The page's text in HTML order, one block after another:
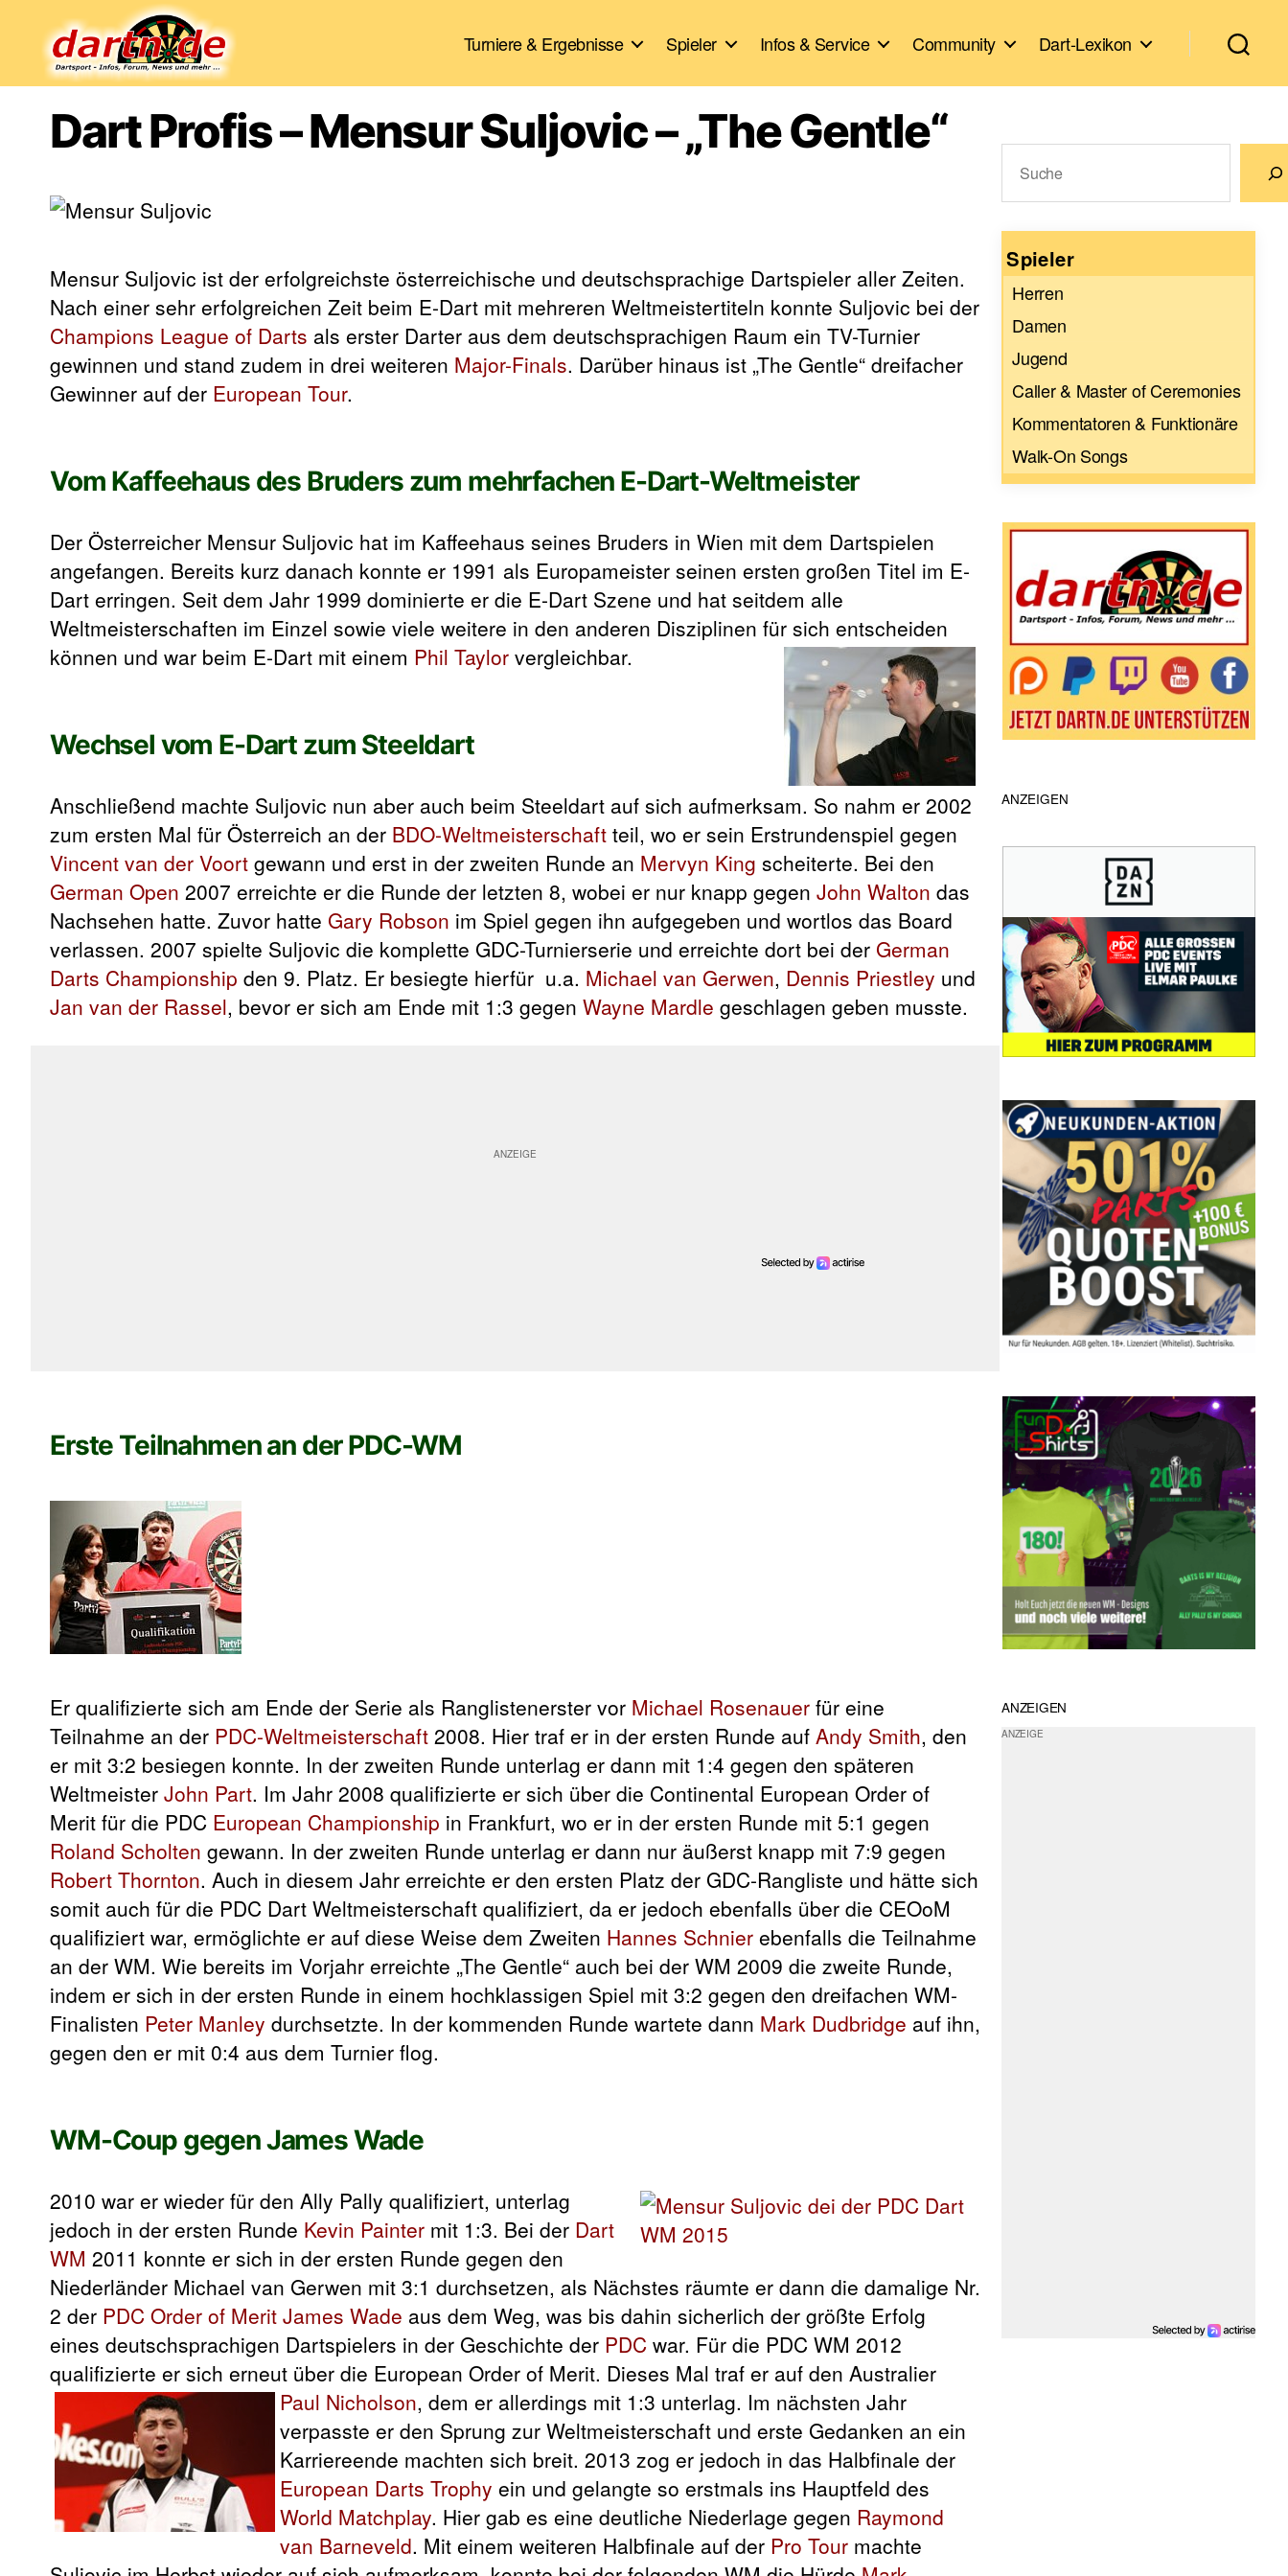
Turniere & Ergebnisse Spieler Infos & Service Community Dart-Lexikon
Dart Profis – Mensur Suljovic – „The Gentle“
Mensur Suljovic ist der erfolgreichste österreichische und deutschsprachige Dartspieler aller Zeiten.
Nach einer sehr erfolgreichen Zeit beim E-Dart mit mehreren Weltmeistertiteln konnte Suljovic bei der
Champions League of Darts als erster Darter aus dem deutschsprachigen Raum ein TV-Turnier
gewinnen und stand zudem in drei weiteren Major-Finals. Darüber hinaus ist „The Gentle“ dreifacher
Gewinner auf der European Tour.
Vom Kaffeehaus des Bruders zum mehrfachen E-Dart-Weltmeister
Der Österreicher Mensur Suljovic hat im Kaffeehaus seines Bruders in Wien mit dem Dartspielen
angefangen. Bereits kurz danach konnte er 1991 als Europameister seinen ersten großen Titel im E-
Dart erringen. Seit dem Jahr 1999 dominierte er die E-Dart Szene und hat seitdem alle
Weltmeisterschaften im Einzel sowie viele weitere in den anderen Disziplinen für sich entscheiden
können und war beim E-Dart mit einem Phil Taylor vergleichbar.
Wechsel vom E-Dart zum Steeldart
Anschließend machte Suljovic nun aber auch beim Steeldart auf sich aufmerksam. So nahm er 2002
zum ersten Mal für Österreich an der BDO-Weltmeisterschaft teil, wo er sein Erstrundenspiel gegen
Vincent van der Voort gewann und erst in der zweiten Runde an Mervyn King scheiterte. Bei den
German Open 2007 erreichte er die Runde der letzten 8, wobei er nur knapp gegen John Walton das
Nachsehen hatte. Zuvor hatte Gary Robson im Spiel gegen ihn aufgegeben und wortlos das Board
verlassen. 2007 spielte Suljovic die komplette GDC-Turnierserie und erreichte dort bei der German
Darts Championship den 9. Platz. Er besiegte hierfür u.a. Michael van Gerwen, Dennis Priestley und
Jan van der Rassel, bevor er sich am Ende mit 1:3 gegen Wayne Mardle geschlagen geben musste.
Erste Teilnahmen an der PDC-WM
Er qualifizierte sich am Ende der Serie als Ranglistenerster vor Michael Rosenauer für eine
Teilnahme an der PDC-Weltmeisterschaft 2008. Hier traf er in der ersten Runde auf Andy Smith, den
er mit 3:2 besiegen konnte. In der zweiten Runde unterlag er dann mit 1:4 gegen den späteren
Weltmeister John Part. Im Jahr 2008 qualifizierte er sich über die Continental European Order of
Merit für die PDC European Championship in Frankfurt, wo er in der ersten Runde mit 5:1 gegen
Roland Scholten gewann. In der zweiten Runde unterlag er dann nur äußerst knapp mit 7:9 gegen
Robert Thornton. Auch in diesem Jahr erreichte er den ersten Platz der GDC-Rangliste und hätte sich
somit auch für die PDC Dart Weltmeisterschaft qualifiziert, da er jedoch ebenfalls über die CEOoM
qualifiziert war, ermöglichte er auf diese Weise dem Zweiten Hannes Schnier ebenfalls die Teilnahme
an der WM. Wie bereits im Vorjahr erreichte „The Gentle“ auch bei der WM 2009 die zweite Runde,
indem er sich in der ersten Runde in einem hochklassigen Spiel mit 3:2 gegen den dreifachen WM-
Finalisten Peter Manley durchsetzte. In der kommenden Runde wartete dann Mark Dudbridge auf ihn,
gegen den er mit 0:4 aus dem Turnier flog.
WM-Coup gegen James Wade
2010 war er wieder für den Ally Pally qualifiziert, unterlag
jedoch in der ersten Runde Kevin Painter mit 1:3. Bei der Dart
WM 2011 konnte er sich in der ersten Runde gegen den
Niederländer Michael van Gerwen mit 3:1 durchsetzen, als Nächstes räumte er dann die damalige Nr.
2 der PDC Order of Merit James Wade aus dem Weg, was bis dahin sicherlich der größte Erfolg
eines deutschsprachigen Dartspielers in der Geschichte der PDC war. Für die PDC WM 2012
qualifizierte er sich erneut über die European Order of Merit. Dieses Mal traf er auf den Australier
Paul Nicholson, dem er allerdings mit 1:3 unterlag. Im nächsten Jahr
verpasste er den Sprung zur Weltmeisterschaft und erste Gedanken an ein
Karriereende machten sich breit. 2013 zog er jedoch in das Halbfinale der
European Darts Trophy ein und gelangte so erstmals ins Hauptfeld des
World Matchplay. Hier gab es eine deutliche Niederlage gegen Raymond
van Barneveld. Mit einem weiteren Halbfinale auf der Pro Tour machte
Spieler
Herren
Damen
Jugend
Caller & Master of Ceremonies
Kommentatoren & Funktionäre
Walk-On Songs
ANZEIGEN
ANZEIGEN